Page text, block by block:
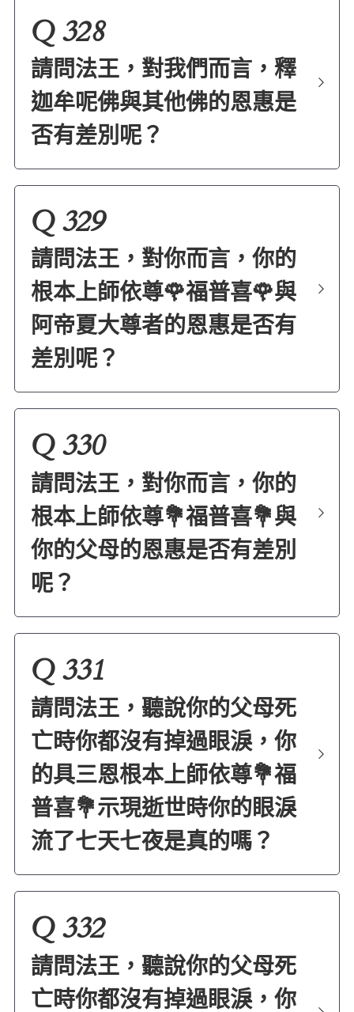
Q 328
請問法王，對我們而言，釋
迦牟呢佛與其他佛的恩惠是
否有差別呢？
Q 329
請問法王，對你而言，你的
根本上師依尊🌹福普喜🌹與
阿帝夏大尊者的恩惠是否有
差別呢？
Q 330
請問法王，對你而言，你的
根本上師依尊💐福普喜💐與
你的父母的恩惠是否有差別
呢？
Q 331
請問法王，聽說你的父母死
亡時你都沒有掉過眼淚，你
的具三恩根本上師依尊💐福
普喜💐示現逝世時你的眼淚
流了七天七夜是真的嗎？
Q 332
請問法王，聽說你的父母死
亡時你都沒有掉過眼淚，你